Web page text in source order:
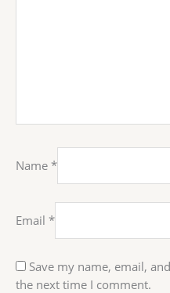
Name *
Email *
Save my name, email,
the next time I comment.